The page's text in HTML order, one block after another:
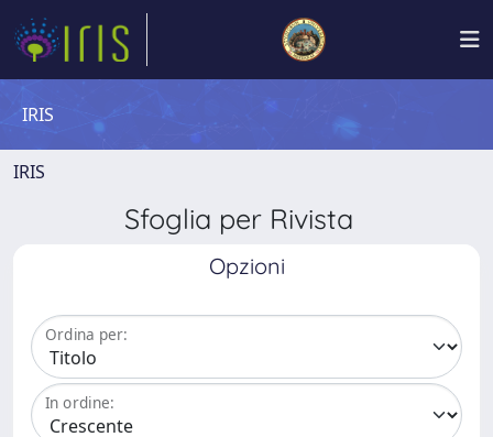
IRIS
IRIS
Sfoglia per Rivista
Opzioni
Ordina per:
In ordine: